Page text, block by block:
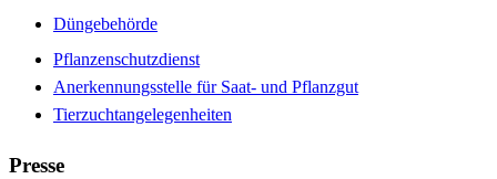
Düngebehörde
Pflanzenschutzdienst
Anerkennungsstelle für Saat- und Pflanzgut
Tierzuchtangelegenheiten
Presse